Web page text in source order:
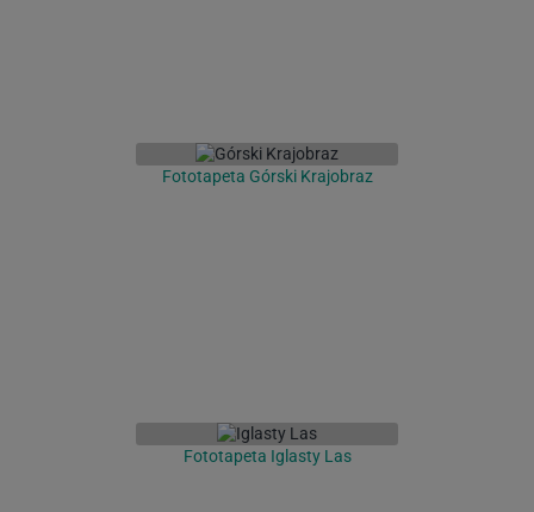
Fototapeta Górski Krajobraz
Fototapeta Iglasty Las